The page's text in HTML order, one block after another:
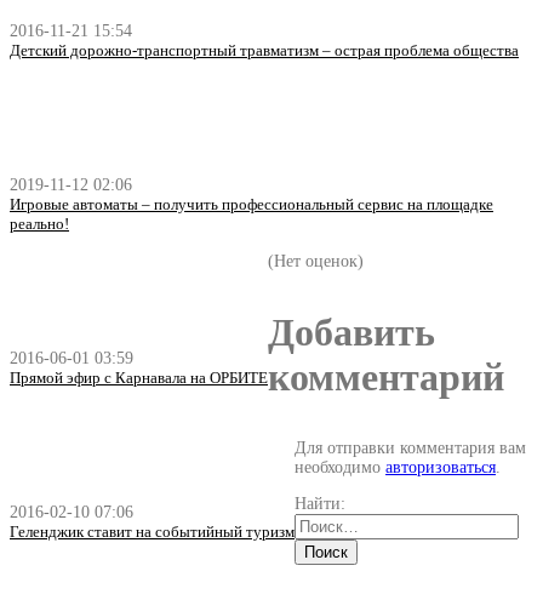
2016-11-21 15:54
Детский дорожно-транспортный травматизм – острая проблема общества
2019-11-12 02:06
Игровые автоматы – получить профессиональный сервис на площадке
реально!
2016-06-01 03:59
Прямой эфир с Карнавала на ОРБИТЕ
2016-02-10 07:06
Геленджик ставит на событийный туризм
(Нет оценок)
Добавить
комментарий
Для отправки комментария вам
необходимо авторизоваться
Найти: